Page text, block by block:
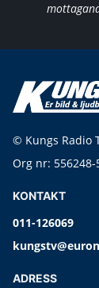
© Kungs Radio
Org nr: 556248-
KONTAKT
011-126069
ADRESS